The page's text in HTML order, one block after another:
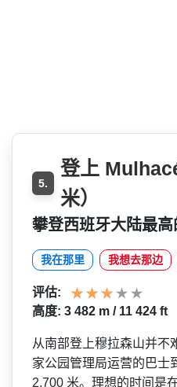
5.
登上
米）
攀登西班牙大陆最高
我在那里 我想去那边
评估:
高度: 3 482 m / 11 424 ft
从南部登上穆拉森山并不
家公园管理局运营的巴士
2,700 米。理想的时间是